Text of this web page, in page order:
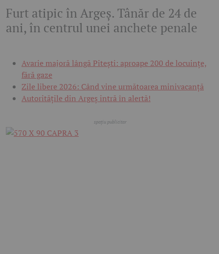
Furt atipic în Argeș. Tânăr de 24 de
ani, în centrul unei anchete penale
Avarie majoră lângă Pitești: aproape 200 de locuințe,
fără gaze
Zile libere 2026: Când vine următoarea minivacanță
Autoritățile din Argeș intră în alertă!